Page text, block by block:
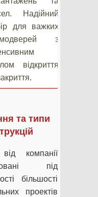
Надійний
для важких
з
відкриття
та типи
компанії
під
більшості
проектів